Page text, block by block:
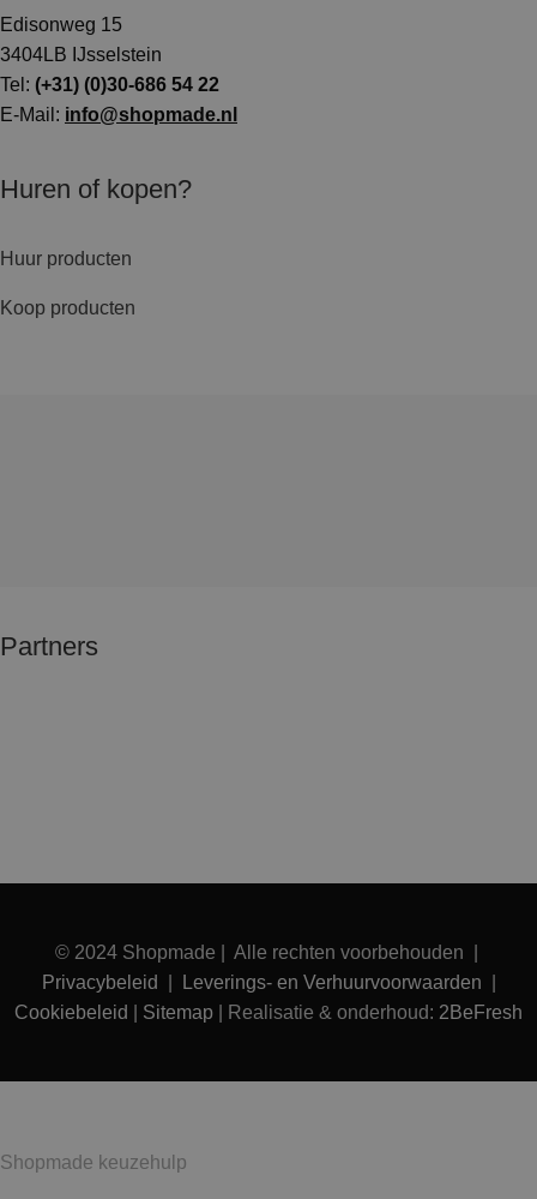
Edisonweg 15
3404LB IJsselstein
Tel: (+31) (0)30-686 54 22
E-Mail: info@shopmade.nl
Huren of kopen?
Huur producten
Koop producten
Partners
© 2024 Shopmade | Alle rechten voorbehouden |
Privacybeleid
Leverings- en Verhuurvoorwaarden
Cookiebeleid
Sitemap | Realisatie & onderhoud: 2BeFresh
Shopmade keuzehulp